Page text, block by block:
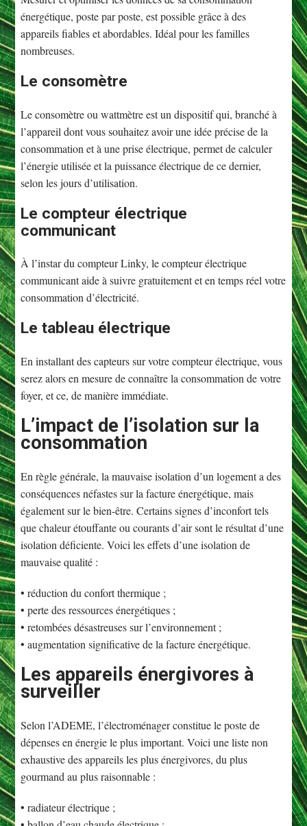
énergétique, poste par poste, est possible grâce à des
appareils fiables et abordables. Idéal pour les familles
nombreuses.
Le consomètre
Le consomètre ou wattmètre est un dispositif qui, branché à
l’appareil dont vous souhaitez avoir une idée précise de la
consommation et à une prise électrique, permet de calculer
l’énergie utilisée et la puissance électrique de ce dernier,
selon les jours d’utilisation.
Le compteur électrique
communicant
À l’instar du compteur Linky, le compteur électrique
communicant aide à suivre gratuitement et en temps réel votre
consommation d’électricité.
Le tableau électrique
En installant des capteurs sur votre compteur électrique, vous
serez alors en mesure de connaître la consommation de votre
foyer, et ce, de manière immédiate.
L’impact de l’isolation sur la
consommation
En règle générale, la mauvaise isolation d’un logement a des
conséquences néfastes sur la facture énergétique, mais
également sur le bien-être. Certains signes d’inconfort tels
que chaleur étouffante ou courants d’air sont le résultat d’une
isolation déficiente. Voici les effets d’une isolation de
mauvaise qualité :
• réduction du confort thermique ;
• perte des ressources énergétiques ;
• retombées désastreuses sur l’environnement ;
• augmentation significative de la facture énergétique.
Les appareils énergivores à
surveiller
Selon l’ADEME, l’électroménager constitue le poste de
dépenses en énergie le plus important. Voici une liste non
exhaustive des appareils les plus énergivores, du plus
gourmand au plus raisonnable :
• radiateur électrique ;